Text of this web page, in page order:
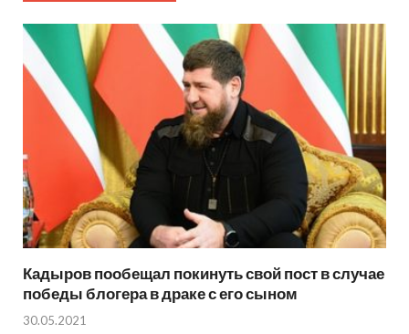
Кадыров пообещал покинуть свой пост в случае
победы блогера в драке с его сыном
30.05.2021